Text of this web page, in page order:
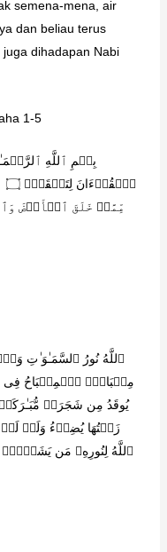
semena-mena, air
dan beliau terus
dihadapan Nabi
1-5
مِصۡبَاحٌۖ ٱلۡمِصۡبَاحُ فِی
یُوقَدُ مِن شَجَرَةࣲ
زَیۡتُهَا یُضِیۤءُ وَلَوۡ
ٱللَّهُ لِنُورِهِۦ مَن یَشَاۤءُۚ